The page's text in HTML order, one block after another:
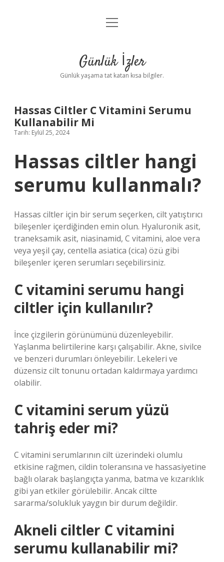
Anasayfa
Yasal Uyarı
menüyü
Günlük İzler
Günlük yaşama tat katan kısa bilgiler.
Hassas Ciltler C Vitamini Serumu
Kullanabilir Mi
Tarih: Eylül 25, 2024
Hassas ciltler hangi
serumu kullanmalı?
Hassas ciltler için bir serum seçerken, cilt yatıştırıcı
bileşenler içerdiğinden emin olun. Hyaluronik asit,
traneksamik asit, niasinamid, C vitamini, aloe vera
veya yeşil çay, centella asiatica (cica) özü gibi
bileşenler içeren serumları seçebilirsiniz.
C vitamini serumu hangi
ciltler için kullanılır?
İnce çizgilerin görünümünü düzenleyebilir.
Yaşlanma belirtilerine karşı çalışabilir. Akne, sivilce
ve benzeri durumları önleyebilir. Lekeleri ve
düzensiz cilt tonunu ortadan kaldırmaya yardımcı
olabilir.
C vitamini serum yüzü
tahriş eder mi?
C vitamini serumlarının cilt üzerindeki olumlu
etkisine rağmen, cildin toleransına ve hassasiyetine
bağlı olarak başlangıçta yanma, batma ve kızarıklık
gibi yan etkiler görülebilir. Ancak ciltte
sararma/solukluk yaygın bir durum değildir.
Akneli ciltler C vitamini
serumu kullanabilir mi?